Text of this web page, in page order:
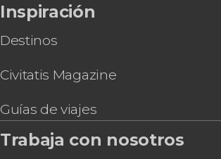
Inspiración
Destinos
Civitatis Magazine
Guías de viajes
Trabaja con nosotros